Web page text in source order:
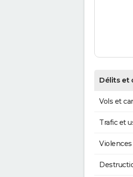
Délits et
Vols et
Trafic et